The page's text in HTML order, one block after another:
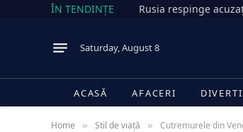
ÎN TENDINȚE
Saturday, August 8
ACASĂ AFACERI
Home » Stil de viață » Cutremurele din